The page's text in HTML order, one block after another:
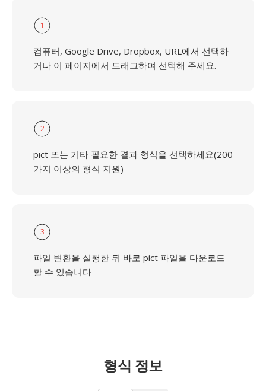
1
컴퓨터, Google Drive, Dropbox, URL에서 선택하
거나 이 페이지에서 드래그하여 선택해 주세요.
2
pict 또는 기타 필요한 결과 형식을 선택하세요(200
가지 이상의 형식 지원)
3
파일 변환을 실행한 뒤 바로 pict 파일을 다운로드
할 수 있습니다
형식 정보